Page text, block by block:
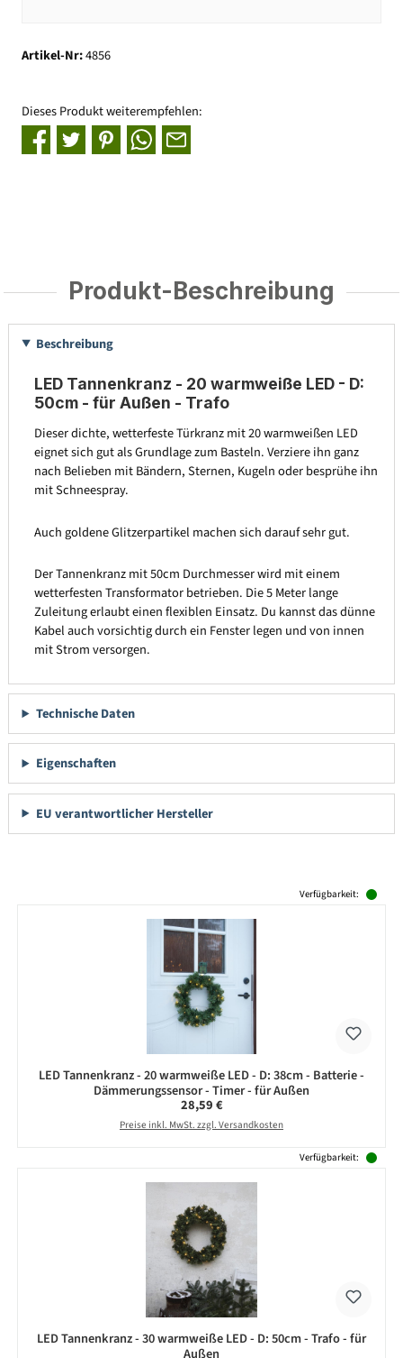
Artikel-Nr:4856
Dieses Produkt weiterempfehlen:
Produkt-Beschreibung
Beschreibung
LED Tannenkranz - 20 warmweiße LED - D:
50cm - für Außen - Trafo
Dieser dichte, wetterfeste Türkranz mit 20 warmweißen LED
eignet sich gut als Grundlage zum Basteln. Verziere ihn ganz
nach Belieben mit Bändern, Sternen, Kugeln oder besprühe ihn
mit Schneespray.
Auch goldene Glitzerpartikel machen sich darauf sehr gut.
Der Tannenkranz mit 50cm Durchmesser wird mit einem
wetterfesten Transformator betrieben. Die 5 Meter lange
Zuleitung erlaubt einen flexiblen Einsatz. Du kannst das dünne
Kabel auch vorsichtig durch ein Fenster legen und von innen
mit Strom versorgen.
Technische Daten
Eigenschaften
EU verantwortlicher Hersteller
Verfügbarkeit:
LED Tannenkranz - 20 warmweiße LED - D: 38cm - Batterie -
Dämmerungssensor - Timer - für Außen
Regulärer Preis:
28,59 €
Preise inkl. MwSt. zzgl. Versandkosten
Verfügbarkeit:
LED Tannenkranz - 30 warmweiße LED - D: 50cm - Trafo - für
Außen